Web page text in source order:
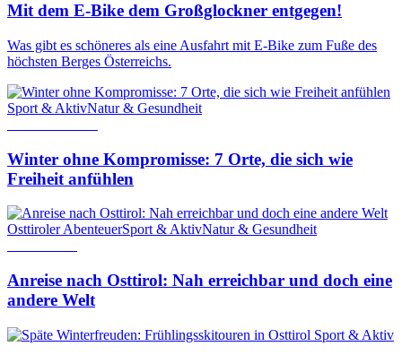
Mit dem E-Bike dem Großglockner entgegen!
Was gibt es schöneres als eine Ausfahrt mit E-Bike zum Fuße des
höchsten Berges Österreichs.
Sport & AktivNatur & Gesundheit
Winter ohne Kompromisse: 7 Orte, die sich wie
Freiheit anfühlen
Osttiroler AbenteuerSport & AktivNatur & Gesundheit
Anreise nach Osttirol: Nah erreichbar und doch eine
andere Welt
Sport & Aktiv